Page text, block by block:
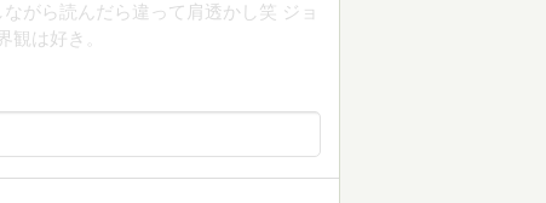
がら読んだら違って肩透かし笑 ジョ
観は好き。